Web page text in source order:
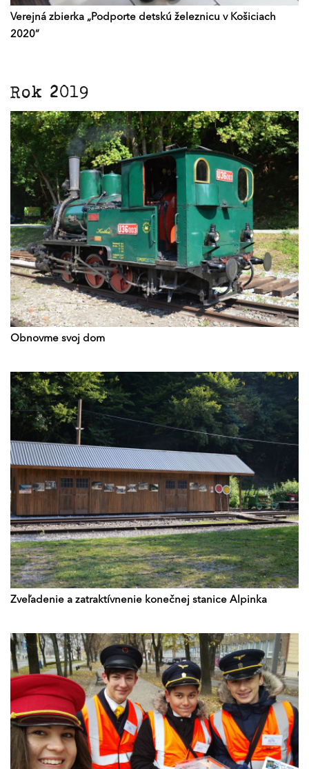
Verejná zbierka „Podporte detskú železnicu v Košiciach
2020“
Rok 2019
Obnovme svoj dom
Zveľadenie a zatraktívnenie konečnej stanice Alpinka